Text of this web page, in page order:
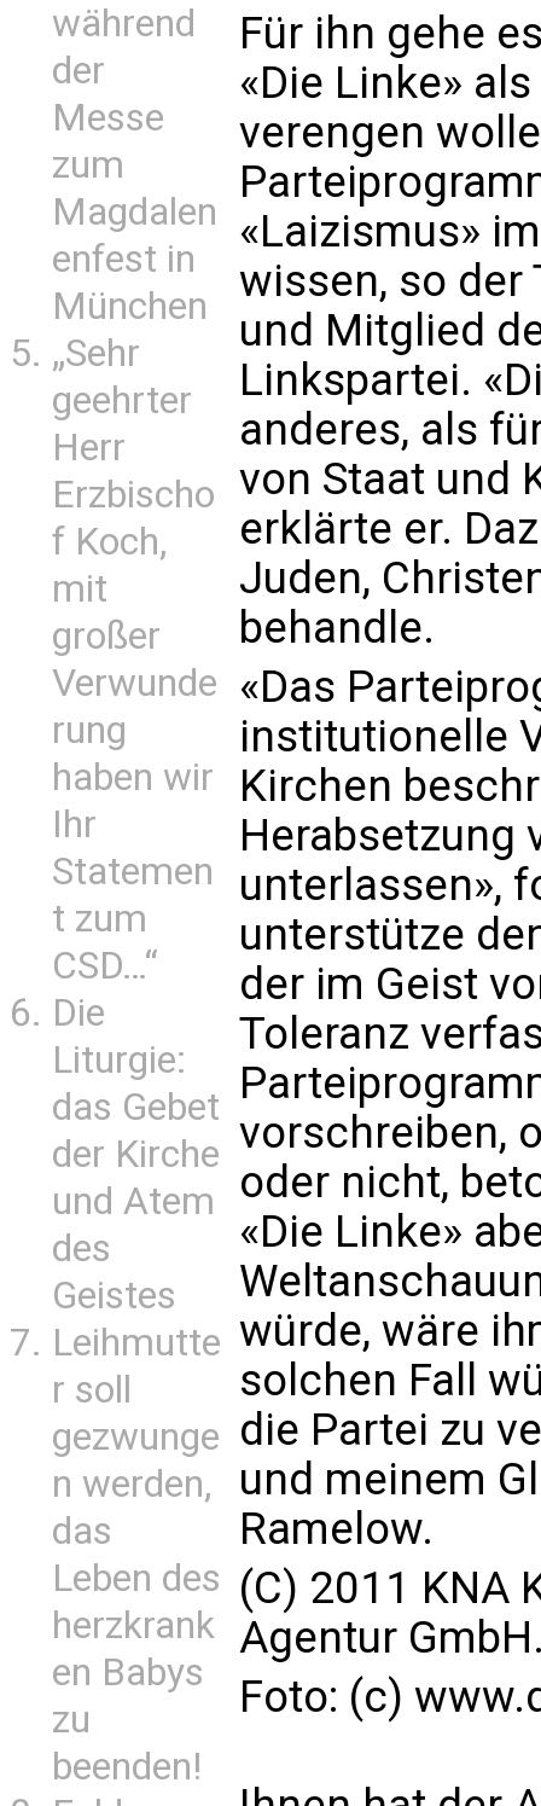
während
der
Messe
zum
Magdalen
enfest in
München
„Sehr
geehrter
Herr
Erzbischo
f Koch,
mit
großer
Verwunde
rung
haben wir
Ihr
Statemen
t zum
CSD…“
Die
Liturgie:
das Gebet
der Kirche
und Atem
des
Geistes
Leihmutte
r soll
gezwunge
n werden,
das
Leben des
herzkrank
en Babys
zu
beenden!
Für ihn gehe
«Die Linke»
verengen
«Laizismus»
wissen, so
und Mitglied
Linkspartei.
anderes, als
von Staat und
erklärte er.
Juden,
behandle.
«Das
institutionelle
Kirchen
Herabsetzung
unterlassen»,
unterstütze
der im Geist
Toleranz
vorschreiben,
oder nicht,
«Die Linke»
würde, wäre
solchen Fall
die Partei zu
und meinem
Ramelow.
(C) 2011 KNA
Agentur
Foto: (c)